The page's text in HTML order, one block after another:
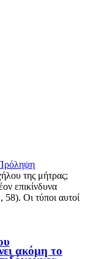
της μήτρας;
επικίνδυνα
Οι τύποι αυτοί
ακόμη το